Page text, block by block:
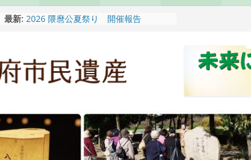
最新: 2026 隈麿公夏祭り 開催報告
梅香苑夏まつり子どもみこし開催のお
知らせ